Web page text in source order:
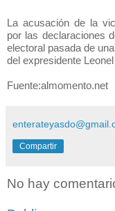
La acusación de la
por las declaraciones
electoral pasada de
del expresidente
Fuente:almomento.net
Compartir
No hay